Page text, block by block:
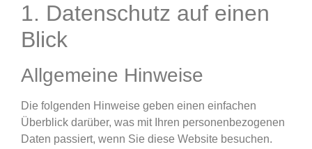
1. Datenschutz auf einen
Blick
Allgemeine Hinweise
Die folgenden Hinweise geben einen einfachen
Überblick darüber, was mit Ihren personenbezogenen
Daten passiert, wenn Sie diese Website besuchen.